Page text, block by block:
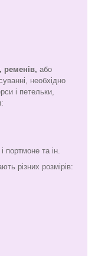
ременів, або
необхідно
і петельки,
портмоне та ін.
різних розмірів: